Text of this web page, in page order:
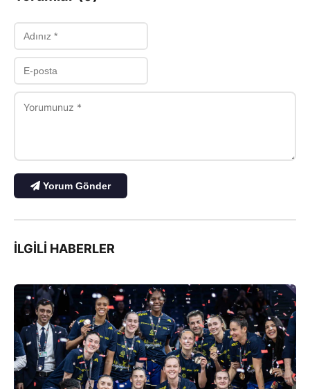
Yorum Gönder
İLGILI HABERLER